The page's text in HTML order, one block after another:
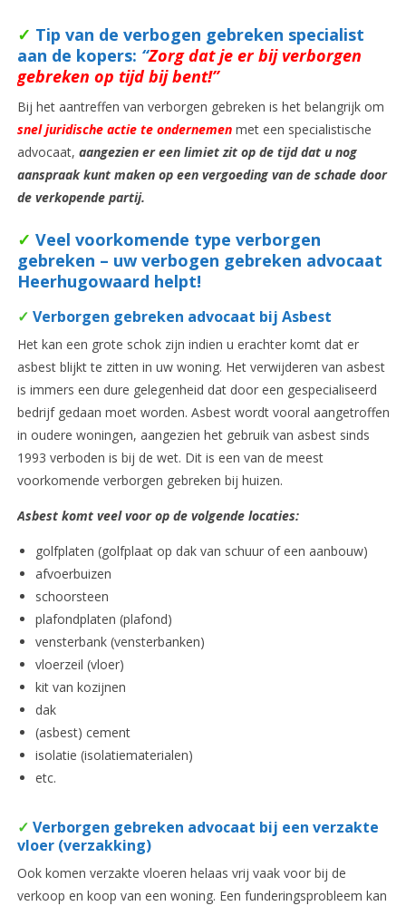
✓ Tip van de verbogen gebreken specialist
aan de kopers: “Zorg dat je er bij verborgen
gebreken op tijd bij bent!”
Bij het aantreffen van verborgen gebreken is het belangrijk om
snel juridische actie te ondernemenmet een specialistische
advocaat, aangezien er een limiet zit op de tijd dat u nog
aanspraak kunt maken op een vergoeding van de schade door
de verkopende partij.
✓ Veel voorkomende type verborgen
gebreken – uw verbogen gebreken advocaat
Heerhugowaard helpt!
✓ Verborgen gebreken advocaat bij Asbest
Het kan een grote schok zijn indien u erachter komt dat er
asbest blijkt te zitten in uw woning. Het verwijderen van asbest
is immers een dure gelegenheid dat door een gespecialiseerd
bedrijf gedaan moet worden. Asbest wordt vooral aangetroffen
in oudere woningen, aangezien het gebruik van asbest sinds
1993 verboden is bij de wet. Dit is een van de meest
voorkomende verborgen gebreken bij huizen.
Asbest komt veel voor op de volgende locaties:
golfplaten (golfplaat op dak van schuur of een aanbouw)
afvoerbuizen
schoorsteen
plafondplaten (plafond)
vensterbank (vensterbanken)
vloerzeil (vloer)
kit van kozijnen
dak
(asbest) cement
isolatie (isolatiematerialen)
etc.
✓ Verborgen gebreken advocaat bij een verzakte
vloer (verzakking)
Ook komen verzakte vloeren helaas vrij vaak voor bij de
verkoop en koop van een woning. Een funderingsprobleem kan